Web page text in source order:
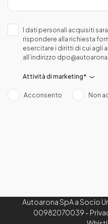
I dati personali acquisiti
rispondere alla richiesta
esercitare i diritti di cui agli
all’indirizzo
Attività di marketing*
Acconsento Non
Autoarona SpA a Socio
00982070039 -